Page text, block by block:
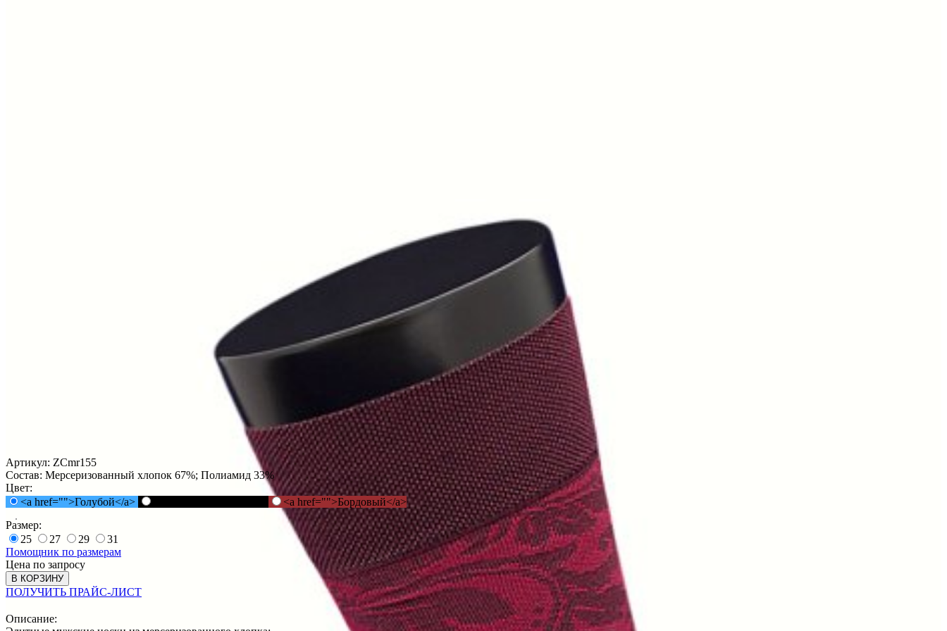
Артикул: ZCmr155
Состав: Мерсеризованный хлопок 67%; Полиамид 33%
Цвет:
<a href="">Голубой</a>
<a href="">Бордовый</a>
Размер:
25
27 29
31
Помощник по размерам
Цена по запросу
В КОРЗИНУ
ПОЛУЧИТЬ ПРАЙС-ЛИСТ
Описание: